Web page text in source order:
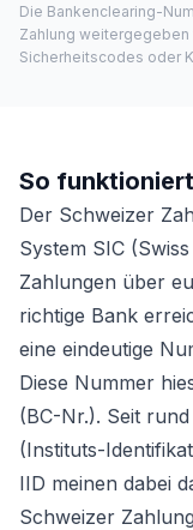
Die Bankenclearing-
Zahlung weitergegeben
Sicherheitscodes oder
So
Der Schweizer
System SIC
Zahlungen über
richtige Bank
eine eindeutige
Diese Nummer
(BC-Nr.). Seit
(Instituts-
IID meinen dabei
Schweizer